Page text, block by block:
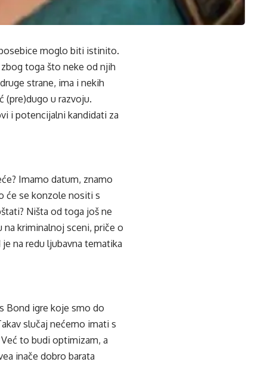
moglo biti istinito.
toga što neke od njih
strane, ima i nekih
(pre)dugo u razvoju.
i potencijalni kandidati za
Imamo datum, znamo
će se konzole nositi s
Ništa od toga još ne
na kriminalnoj sceni, priče o
na redu ljubavna tematika
Bond igre koje smo do
slučaj nećemo imati s
to budi optimizam, a
inače dobro barata